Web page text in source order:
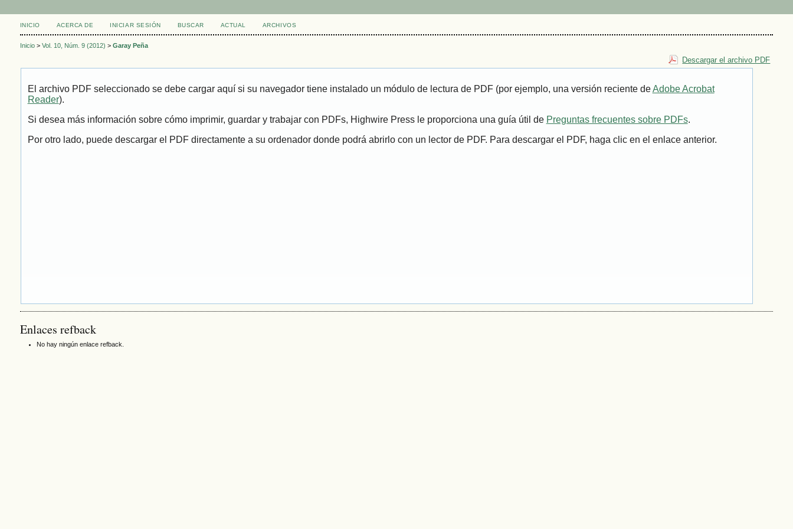
INICIO ACERCA DE INICIAR SESIÓN BUSCAR ACTUAL ARCHIVOS
Inicio> Vol. 10, Núm. 9 (2012) > Garay Peña
Descargar el archivo PDF
El archivo PDF seleccionado se debe cargar aquí si su navegador tiene instalado un módulo de lectura de PDF (por ejemplo, una versión reciente deAdobe Acrobat
Reader).
Si desea más información sobre cómo imprimir, guardar y trabajar con PDFs, Highwire Press le proporciona una guía útil de Preguntas frecuentes sobre PDFs.
Por otro lado, puede descargar el PDF directamente a su ordenador donde podrá abrirlo con un lector de PDF. Para descargar el PDF, haga clic en el enlace anterior.
Enlaces refback
No hay ningún enlace refback.